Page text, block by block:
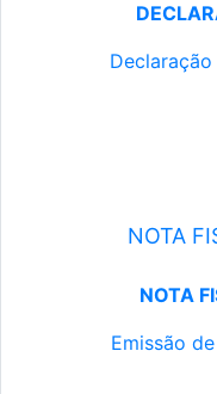
NOTA
NOTA
Emissão